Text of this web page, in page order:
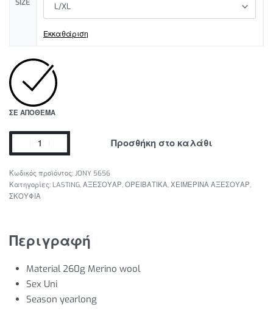
SIZE
Εκκαθάριση
ΣΕ ΑΠΌΘΕΜΑ
Προσθήκη στο καλάθι
JONY 5656
Κατηγορίες: LASTING, ΑΞΕΣΟΥΑΡ, ΟΡΕΙΒΑΤΙΚΑ, ΧΕΙΜΕΡΙΝΑ ΑΞΕΣΟΥΑΡ,
ΣΚΟΥΦΙΑ
Περιγραφή
Material260g Merino wool
Sex Uni
Seasonyearlong